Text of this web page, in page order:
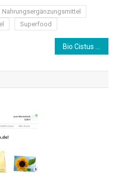
Nahrungsergänzungsmittel
Superfood